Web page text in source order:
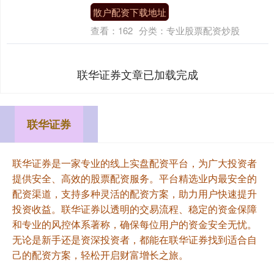
散户配资下载地址
查看： 162 分类： 专业股票配资炒股
联华证券文章已加载完成
联华证券
联华证券是一家专业的线上实盘配资平台，为广大投资者
提供安全、高效的股票配资服务。平台精选业内最安全的
配资渠道，支持多种灵活的配资方案，助力用户快速提升
投资收益。联华证券以透明的交易流程、稳定的资金保障
和专业的风控体系著称，确保每位用户的资金安全无忧。
无论是新手还是资深投资者，都能在联华证券找到适合自
己的配资方案，轻松开启财富增长之旅。